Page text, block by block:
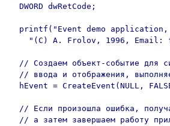
  DWORD dwRetCode;
printf("Event demo
"(C) A. Frolov, 1996, Email:
// Создаем объект-событие для
// ввода и отображения,
hEvent = CreateEvent(NULL,
// Если произошла ошибка,
// а затем завершаем работу